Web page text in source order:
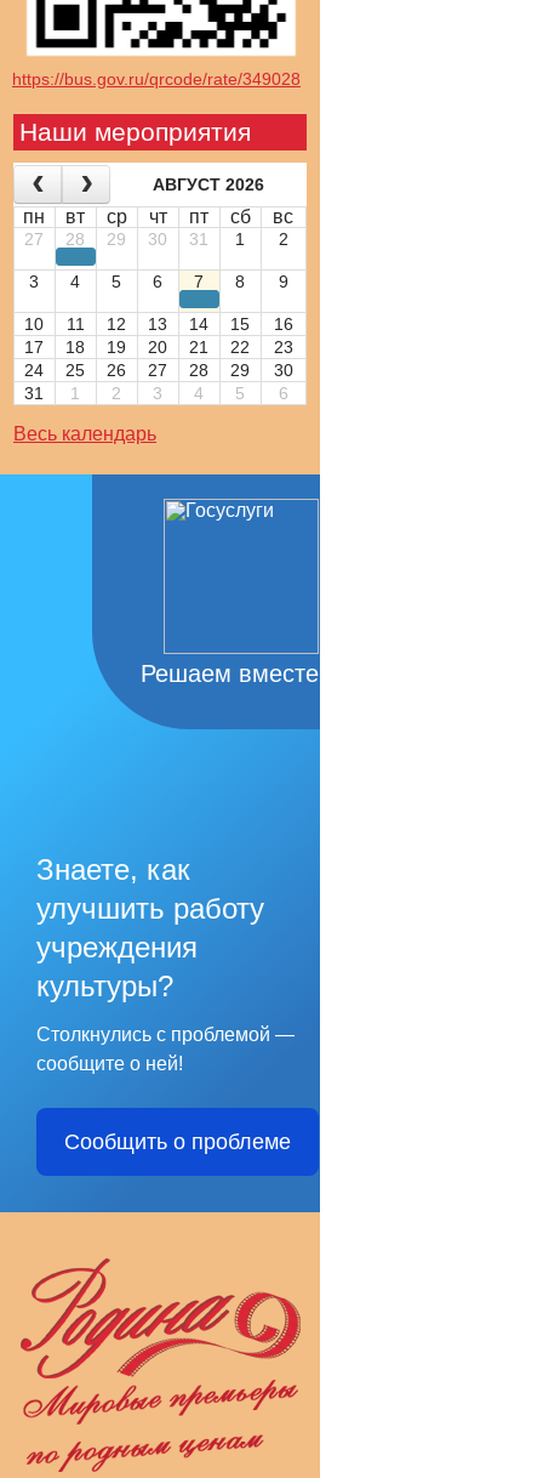
https://bus.gov.ru/qrcode/rate/349028
Наши мероприятия
АВГУСТ 2026
пн вт ср чт пт сб вс
27 28 29 30 31 1 2
3 4 5 6 7 8 9
10 11 12 13 14 15
16
17
18 19 20 21 22
23
24
25 26 27 28 29
30
31
1 2 3 4 5 6
Весь календарь
Решаем вместе
Знаете, как
улучшить работу
учреждения
культуры?
Столкнулись с проблемой —
сообщите о ней!
Сообщить о проблеме